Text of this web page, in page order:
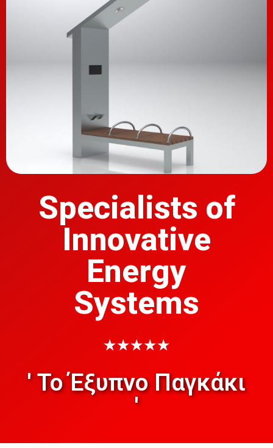
Specialists of
Innovative
Energy
Systems
★★★★★
' Το Έξυπνο Παγκάκι
'